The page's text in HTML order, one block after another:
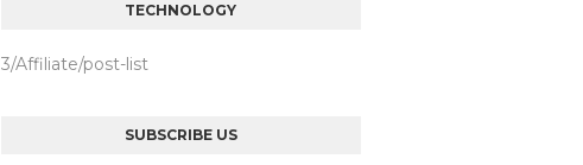
TECHNOLOGY
3/Affiliate/post-list
SUBSCRIBE US